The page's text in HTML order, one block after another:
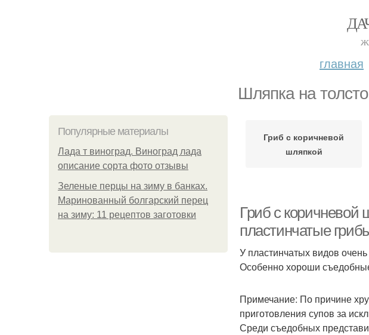
главная
Шляпка на
Популярные материалы
Лада т виноград. Виноград лада
описание сорта фото отзывы
Зеленые перцы на зиму в банках.
Маринованный болгарский перец
на зиму: 11 рецептов заготовки
Гриб с коричневой
шляпкой
Гриб с коричневой
пластинчатые
У пластинчатых видов
Особенно хороши
Примечание: По причине
приготовления супов за
Среди съедобных